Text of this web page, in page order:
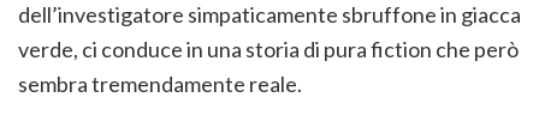
dell’investigatore simpaticamente sbruffone in giacca
verde, ci conduce in una storia di pura fiction che però
sembra tremendamente reale.